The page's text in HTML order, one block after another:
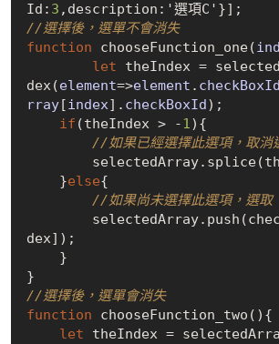
Id : 3 , description :'選項C'}]
//選擇後，選單不會消失
function chooseFunction_one(
let theIndex =
dex(element=>element . checkBoxId
rray[index]. checkBoxId ) ;
if (theIndex > -1){
//如果已經選擇此選項，取消
    }
else{
//如果尚未選擇此選項，選取
dex] );
//選擇後，選單會消失
function chooseFunction_two() {
let theIndex =